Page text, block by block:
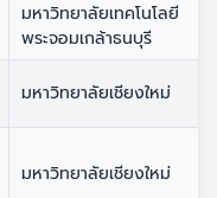
มหาวิทยาลัยเทคโนโลยี
พระจอมเกล้าธนบุรี
มหาวิทยาลัยเชียงใหม่
มหาวิทยาลัยเชียงใหม่